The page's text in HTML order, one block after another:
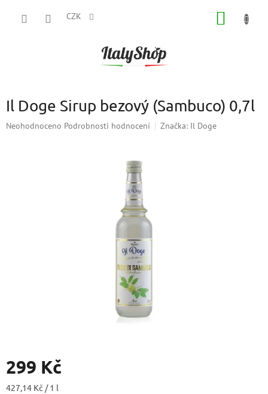
CZK
Il Doge Sirup bezový (Sambuco) 0,7l
Průměrné
Neohodnoceno Podrobnosti hodnocení Značka: Il Doge
299 Kč
Měrná
427,14 Kč / 1 l